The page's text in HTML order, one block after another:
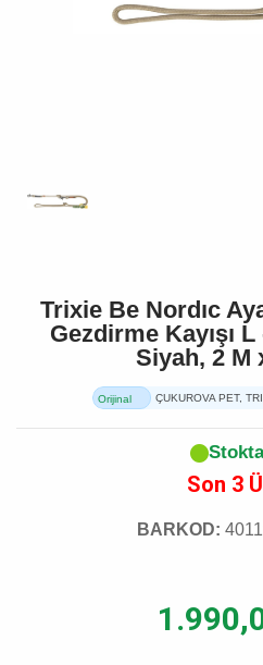
Trixie Be Nordıc
Gezdirme Kayışı
Siyah, 2 M
Orijinal
ÇUKUROVA PET,
Son 3
BARKOD: